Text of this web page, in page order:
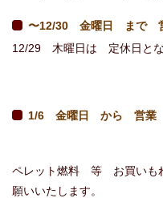
〜12/30 金曜日 まで
12/29 木曜日は 定休日と
1/6 金曜日 から 営業
ペレット燃料 等 お買いも
願いいたします。